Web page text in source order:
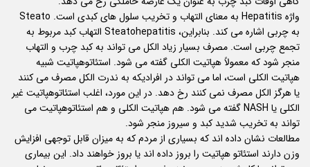
واژه Hepatitis به معنای التهاب و تخریب سلول های کبدی است. Steato
به چربی اشاره می کند. بنابراین، Steatohepatitis التهاب کبد مربوط به
تجمع چربی است. مصرف بسیار زیاد الکل می تواند به کبد چرب و التهاب
منجر شود که معمولاً هپاتیت الکلی گفته می شود. استئاتوهپاتیت شبیه
هپاتیت الکلی است، اما می تواند در افرادیکه به ندرت الکل مصرف می کنند
یا هرگز الکل مصرف نمی کنند رخ دهد. در این مورد، اغلب استئاتوهپاتیت غیر
الکلی یا NASH گفته می شود. هم هپاتیت الکلی و هم استئاتوهپاتیت می
تواند به تخریب شدید کبد و سیروز منجر شود.
مطالعات نشان داده اند که بسیاری از مردم که به میزان قابل توجهی افزایش
وزن دارند استئاتو هپاتیت را بروز داده اند یا بروز خواهند داد. این بیماری